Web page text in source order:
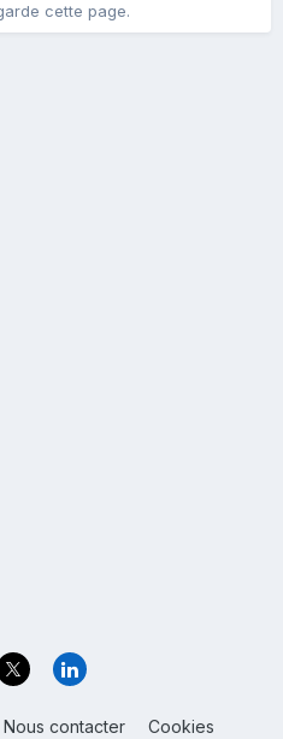
cette page.
Nous contacter Cookies